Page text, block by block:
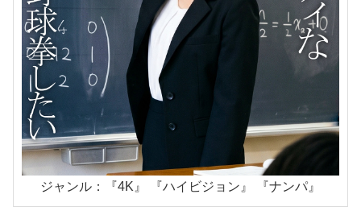
ジャンル：『4K』 『ハイビジョン』 『ナンパ』